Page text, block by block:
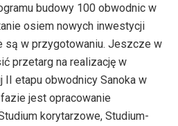
budowy 100 obwodnic w
osiem nowych inwestycji
są w przygotowaniu. Jeszcze w
przetarg na realizację w
II etapu obwodnicy Sanoka w
jest opracowanie
korytarzowe, Studium-